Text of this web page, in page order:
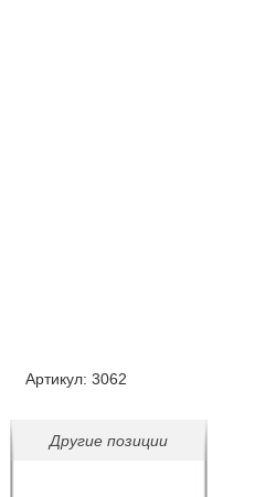
Артикул: 3062
Другие позиции